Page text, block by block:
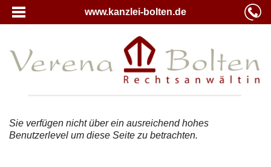
www.kanzlei-bolten.de
Sie verfügen nicht über ein ausreichend hohes
Benutzerlevel um diese Seite zu betrachten.